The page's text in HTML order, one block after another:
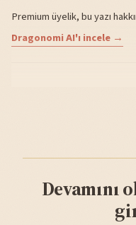
Premium üyelik, bu yazı
Dragonomi AI'ı incele →
Devamını